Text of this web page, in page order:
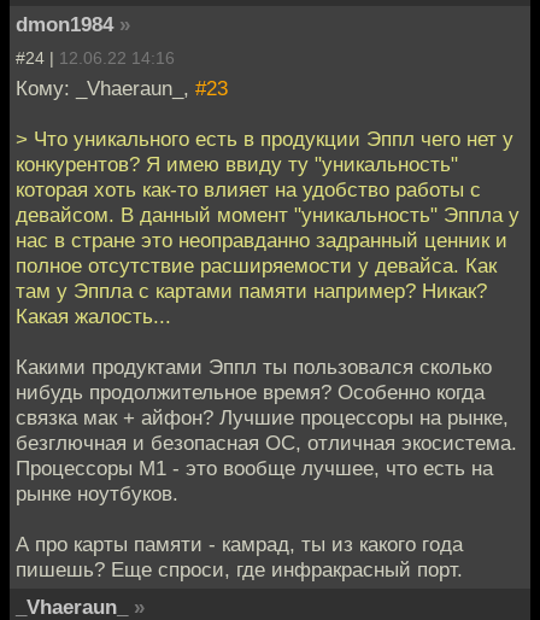
dmon1984 »
#24 | 12.06.22 14:16
Кому: _Vhaeraun_, #23
> Что уникального есть в продукции Эппл чего нет у
конкурентов? Я имею ввиду ту "уникальность"
которая хоть как-то влияет на удобство работы с
девайсом. В данный момент "уникальность" Эппла у
нас в стране это неоправданно задранный ценник и
полное отсутствие расширяемости у девайса. Как
там у Эппла с картами памяти например? Никак?
Какая жалость...
Какими продуктами Эппл ты пользовался сколько
нибудь продолжительное время? Особенно когда
связка мак + айфон? Лучшие процессоры на рынке,
безглючная и безопасная ОС, отличная экосистема.
Процессоры М1 - это вообще лучшее, что есть на
рынке ноутбуков.
А про карты памяти - камрад, ты из какого года
пишешь? Еще спроси, где инфракрасный порт.
_Vhaeraun_
»